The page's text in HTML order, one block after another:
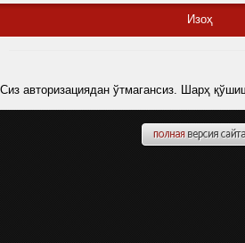
Изоҳ
Сиз авторизациядан ўтмагансиз. Шарҳ